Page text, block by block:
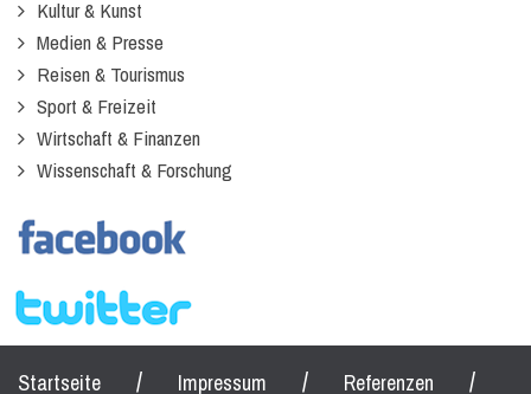
Kultur & Kunst
Medien & Presse
Reisen & Tourismus
Sport & Freizeit
Wirtschaft & Finanzen
Wissenschaft & Forschung
Startseite / Impressum / Referenzen /